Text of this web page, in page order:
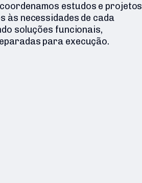
estudos e projetos
às necessidades de cada
soluções funcionais,
para execução.